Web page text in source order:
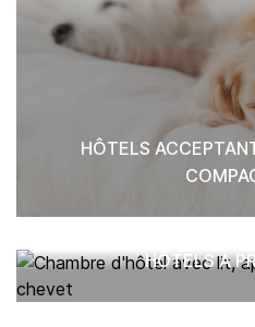
HÔTELS
HÔTELS À